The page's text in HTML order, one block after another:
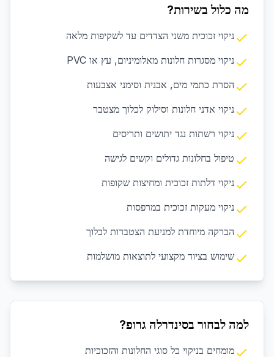
מה כלול בשירות?
ניקוי זכוכית משני הצדדים עד לשקיפות מלאה
ניקוי מסגרות חלונות מאלומיניום, עץ או PVC
הסרת כתמי מים, אבנית וסימני אצבעות
ניקוי אדני חלונות וסילוק לכלוך מצטבר
ניקוי רשתות נגד יתושים ותריסים
טיפול בחלונות גדולים וקשים לגישה
ניקוי דלתות זכוכית ומחיצות שקופות
ניקוי מעקות זכוכית במרפסות
הברקה מיוחדת למניעת הצטברות לכלוך
שימוש בציוד מקצועי לתוצאות מושלמות
למה לבחור בסינדרלה גרופ?
מומחים בניקוי כל סוגי החלונות והזכוכיות